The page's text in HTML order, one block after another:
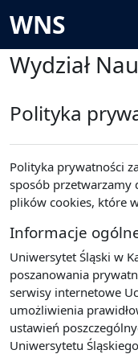
WNS
Wydział
Polityka
Polityka prywatności
sposób przetwarzamy
plików cookies, które
Informacje
Uniwersytet Śląski w
poszanowania
serwisy internetowe
umożliwienia
ustawień
Uniwersytetu